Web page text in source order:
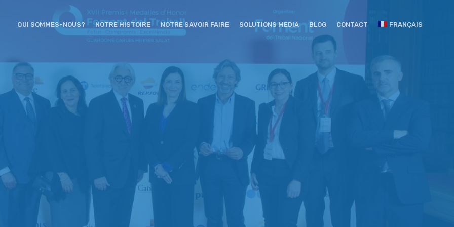
QUI SOMMES-NOUS? NOTRE HISTOIRE NOTRE SAVOIR FAIRE SOLUTIONS MEDIA BLOG CONTACT FRANÇAIS